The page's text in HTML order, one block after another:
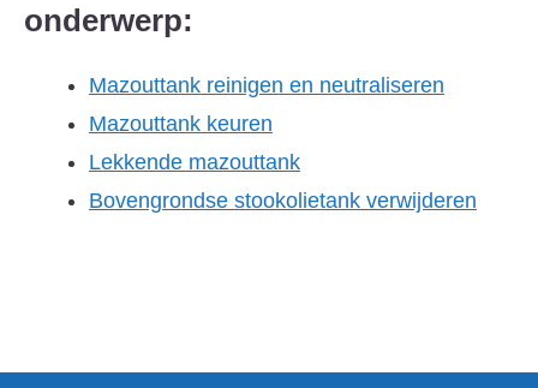
onderwerp:
Mazouttank reinigen en neutraliseren
Mazouttank keuren
Lekkende mazouttank
Bovengrondse stookolietank verwijderen